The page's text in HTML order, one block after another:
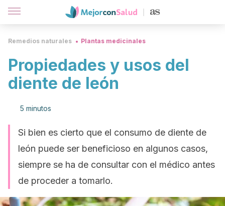
Remedios naturales Plantas medicinales
Propiedades y usos del
diente de león
5 minutos
Si bien es cierto que el consumo de diente de
león puede ser beneficioso en algunos casos,
siempre se ha de consultar con el médico antes
de proceder a tomarlo.